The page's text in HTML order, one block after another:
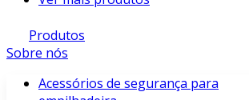
Produtos
Sobre nós
Acessórios de segurança para